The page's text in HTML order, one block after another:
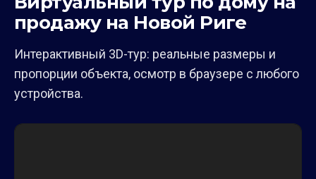
продажу на Новой Риге
Интерактивный 3D-тур: реальные размеры и
пропорции объекта, осмотр в браузере с любого
устройства.